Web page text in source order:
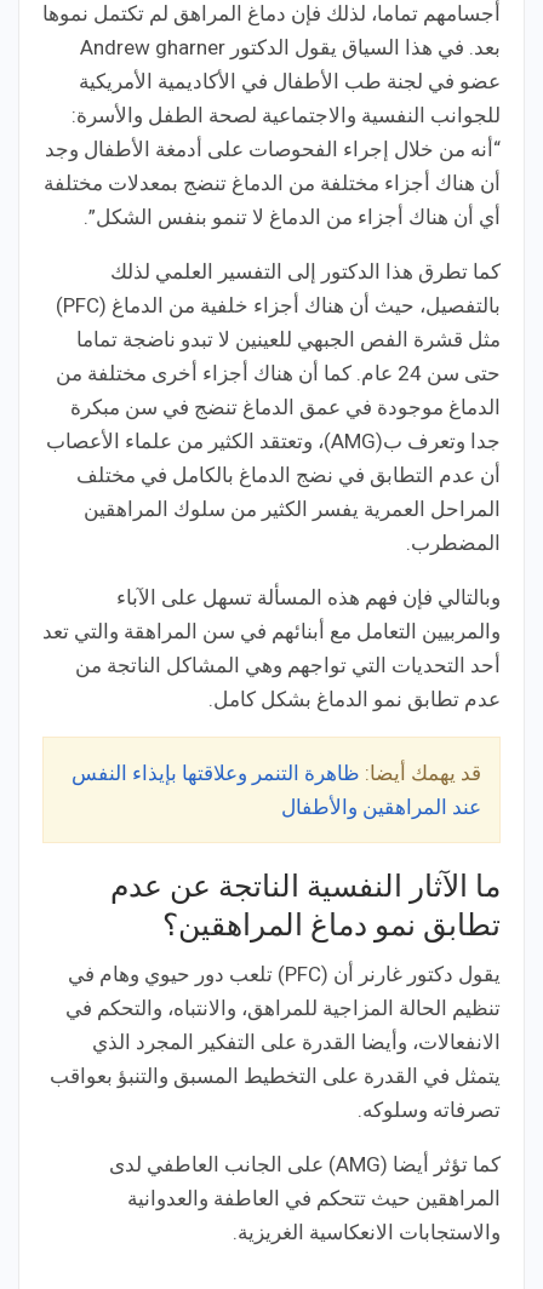
أجسامهم تماما، لذلك فإن دماغ المراهق لم تكتمل نموها
بعد. في هذا السياق يقول الدكتور Andrew gharner
عضو في لجنة طب الأطفال في الأكاديمية الأمريكية
للجوانب النفسية والاجتماعية لصحة الطفل والأسرة:
“أنه من خلال إجراء الفحوصات على أدمغة الأطفال وجد
أن هناك أجزاء مختلفة من الدماغ تنضج بمعدلات مختلفة
أي أن هناك أجزاء من الدماغ لا تنمو بنفس الشكل”.
كما تطرق هذا الدكتور إلى التفسير العلمي لذلك
بالتفصيل، حيث أن هناك أجزاء خلفية من الدماغ (PFC)
مثل قشرة الفص الجبهي للعينين لا تبدو ناضجة تماما
حتى سن 24 عام. كما أن هناك أجزاء أخرى مختلفة من
الدماغ موجودة في عمق الدماغ تنضج في سن مبكرة
جدا وتعرف ب(AMG)، وتعتقد الكثير من علماء الأعصاب
أن عدم التطابق في نضج الدماغ بالكامل في مختلف
المراحل العمرية يفسر الكثير من سلوك المراهقين
المضطرب.
وبالتالي فإن فهم هذه المسألة تسهل على الآباء
والمربيين التعامل مع أبنائهم في سن المراهقة والتي تعد
أحد التحديات التي تواجهم وهي المشاكل الناتجة من
عدم تطابق نمو الدماغ بشكل كامل.
قد يهمك أيضا: ظاهرة التنمر وعلاقتها بإيذاء النفس
عند المراهقين والأطفال
ما الآثار النفسية الناتجة عن عدم
تطابق نمو دماغ المراهقين؟
يقول دكتور غارنر أن (PFC) تلعب دور حيوي وهام في
تنظيم الحالة المزاجية للمراهق، والانتباه، والتحكم في
الانفعالات، وأيضا القدرة على التفكير المجرد الذي
يتمثل في القدرة على التخطيط المسبق والتنبؤ بعواقب
تصرفاته وسلوكه.
كما تؤثر أيضا (AMG) على الجانب العاطفي لدى
المراهقين حيث تتحكم في العاطفة والعدوانية
والاستجابات الانعكاسية الغريزية.